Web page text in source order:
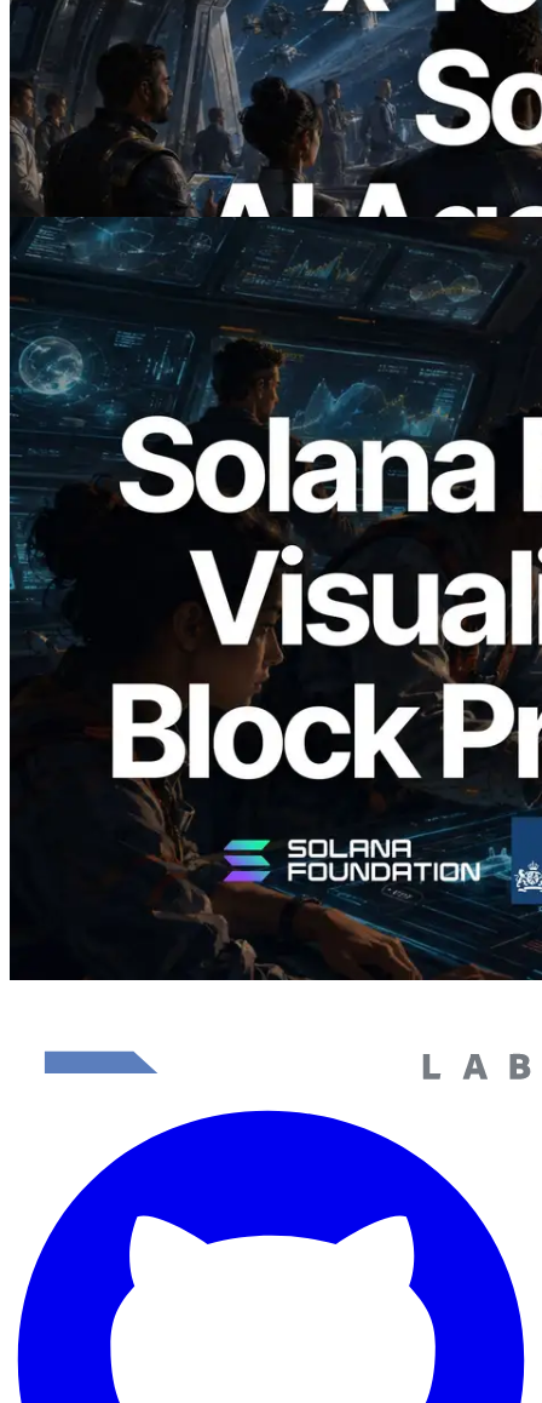
ERPC lança Solana RPC com suporte a
x402 — A era em que agentes de IA
pagam sob demanda pelas APIs de que
precisam
Ler este artigo
2026.05.24
Validators Solutions lança Solana Block
Analyzer — Visualizando o tempo de
produção de bloco por slot e o validador
responsável